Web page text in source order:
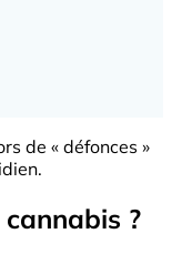
de « défonces »
?